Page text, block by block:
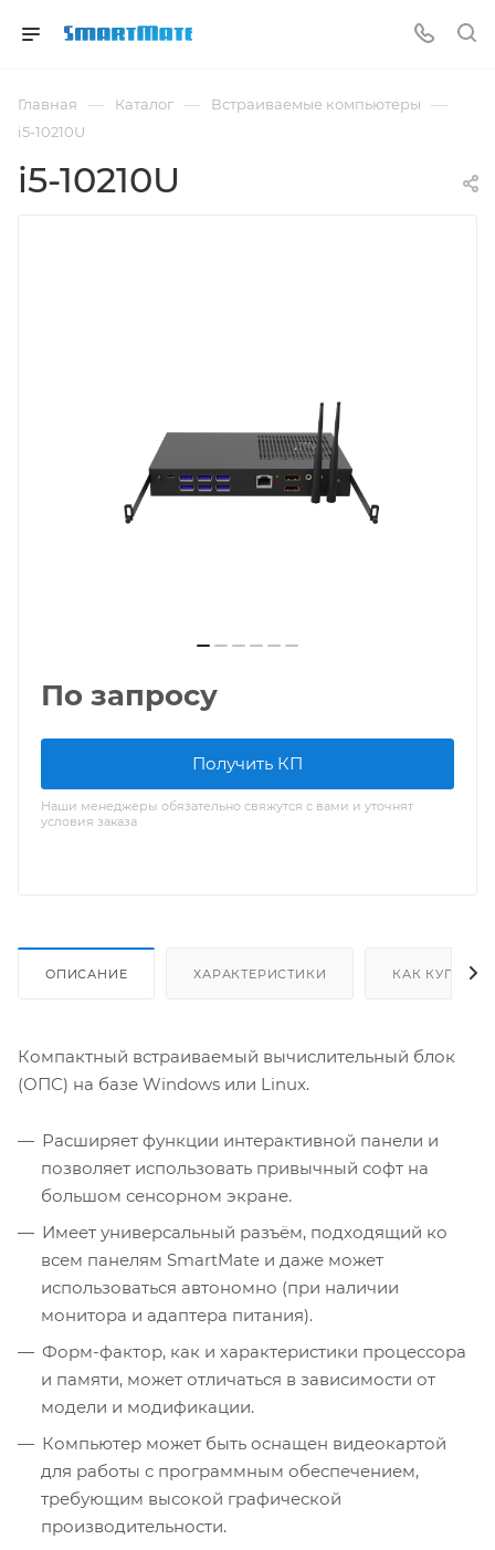
Главная — Каталог — Встраиваемые компьютеры —
i5-10210U
i5-10210U
По запросу
Получить КП
Наши менеджеры обязательно свяжутся с вами и уточнят
условия заказа
ОПИСАНИЕ ХАРАКТЕРИСТИКИ КАК КУПИТЬ
Компактный встраиваемый вычислительный блок
(ОПС) на базе Windows или Linux.
Расширяет функции интерактивной панели и
позволяет использовать привычный софт на
большом сенсорном экране.
Имеет универсальный разъём, подходящий ко
всем панелям SmartMate и даже может
использоваться автономно (при наличии
монитора и адаптера питания).
Форм-фактор, как и характеристики процессора
и памяти, может отличаться в зависимости от
модели и модификации.
Компьютер может быть оснащен видеокартой
для работы с программным обеспечением,
требующим высокой графической
производительности.